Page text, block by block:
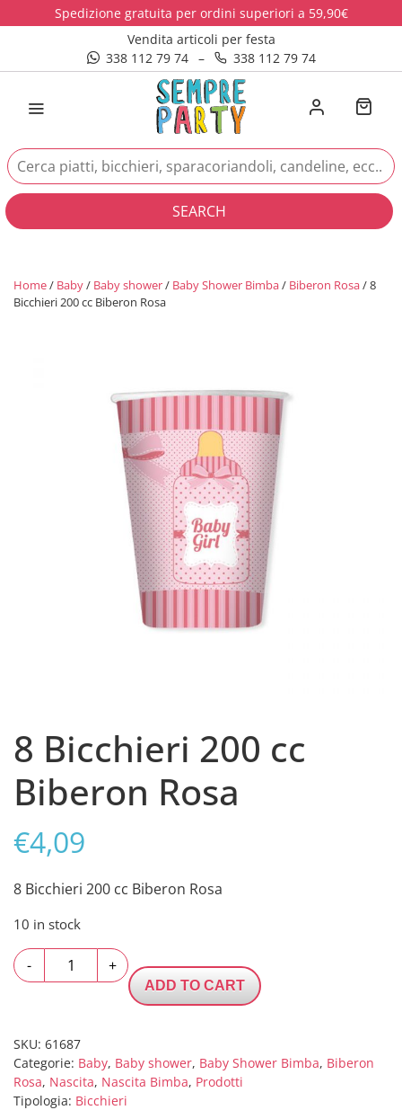
Spedizione gratuita per ordini superiori a 59,90€
Vendita articoli per festa
338 112 79 74
– 338 112 79 74
SEARCH
Home/ Baby/ Baby shower/ Baby Shower Bimba/ Biberon Rosa/ 8
Bicchieri 200 cc Biberon Rosa
8 Bicchieri 200 cc
Biberon Rosa
€4,09
8 Bicchieri 200 cc Biberon Rosa
10 in stock
-
Bicchieri
Biberon
Rosa
quantity
+
ADD TO CART
SKU: 61687
Categorie: Baby, Baby shower, Baby Shower Bimba, Biberon
Rosa, Nascita, Nascita Bimba, Prodotti
Tipologia: Bicchieri